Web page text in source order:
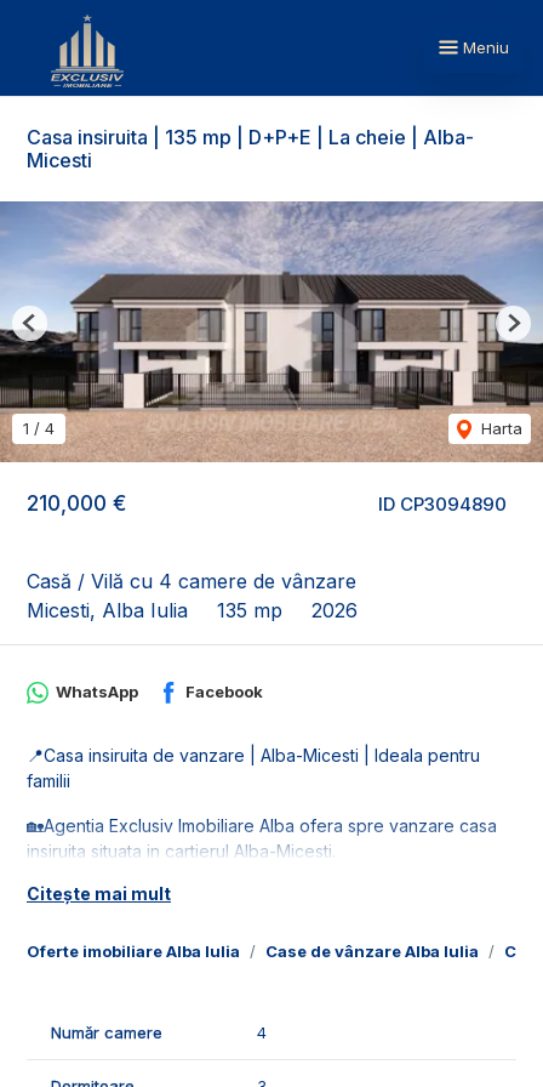
Meniu
Casa insiruita | 135 mp | D+P+E | La cheie | Alba-
Micesti
ID CP3094890
210,000 €
Casă / Vilă cu 4 camere de vânzare
Micesti, Alba Iulia
135 mp 2026
1 / 4 Harta
Previous
Oferte imobiliare Alba Iulia Case de vânzare Alba Iulia
WhatsApp Facebook
📍Casa insiruita de vanzare | Alba-Micesti | Ideala pentru
familii
🏡Agentia Exclusiv Imobiliare Alba ofera spre vanzare casa
insiruita situata in cartierul Alba-Micesti.
🚰Va fi racordata la toate retelele de utilitati: apa, gaz, curent
baie, 1 terasa de 17 mp;
Citește mai mult
Număr camere 4